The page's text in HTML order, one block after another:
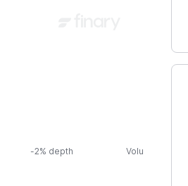
-2% depth Volume (24h)